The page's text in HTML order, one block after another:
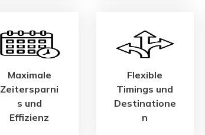
Maximale
Zeitersparni
s und
Effizienz
Flexible
Timings und
Destinatione
n